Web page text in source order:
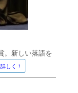
。新しい落語を
詳しく！